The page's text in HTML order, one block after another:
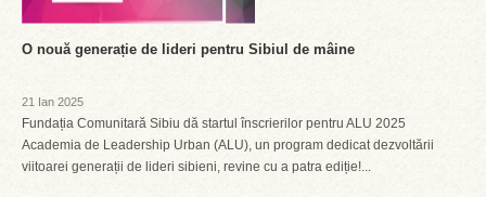
O nouă generație de lideri pentru Sibiul de mâine
21 Ian 2025
Fundația Comunitară Sibiu dă startul înscrierilor pentru ALU 2025
Academia de Leadership Urban (ALU), un program dedicat dezvoltării
viitoarei generații de lideri sibieni, revine cu a patra ediție!...